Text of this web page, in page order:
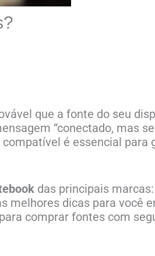
que a fonte do seu
“conectado, mas
é essencial para
das principais
melhores dicas para você
comprar fontes com